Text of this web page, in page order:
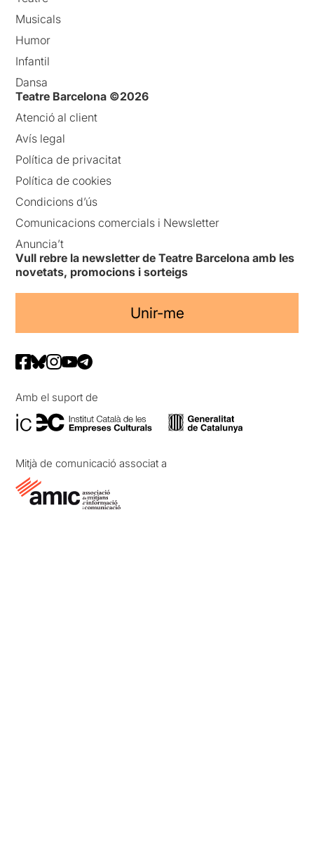
Musicals
Humor
Infantil
Dansa
Teatre Barcelona ©2026
Atenció al client
Avís legal
Política de privacitat
Política de cookies
Condicions d’ús
Comunicacions comercials i Newsletter
Anuncia’t
Vull rebre la newsletter de Teatre Barcelona amb les
novetats, promocions i sorteigs
Unir-me
Amb el suport de
Mitjà de comunicació associat a